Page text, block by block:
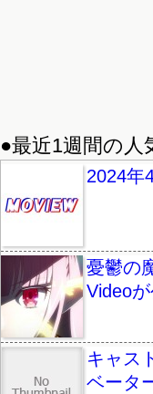
●最近1週間の人
2024年
憂鬱の
Video
キャス
ベータ